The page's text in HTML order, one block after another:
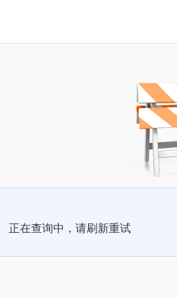
正在查询中，请刷新重试